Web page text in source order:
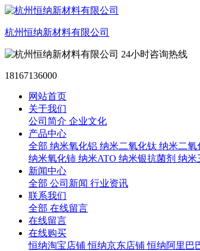
杭州恒纳新材料有限公司
24小时咨询热线
18167136000
网站首页
关于我们
公司简介 企业文化
产品中心
全部 纳米氧化铝 纳米二氧化钛 纳米二氧
纳米氧化铈 纳米ATO 纳米银抗菌剂 纳米
新闻中心
全部 公司新闻 行业资讯
联系我们
全部 在线留言
在线留言
在线购买
恒纳淘宝店铺 恒纳京东店铺 恒纳阿里巴